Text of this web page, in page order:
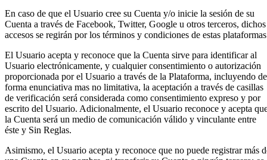
En caso de que el Usuario cree su Cuenta y/o inicie la sesión de su
Cuenta a través de Facebook, Twitter, Google u otros terceros, dichos
accesos se regirán por los términos y condiciones de estas
El Usuario acepta y reconoce que la Cuenta sirve para identificar al
Usuario electrónicamente, y cualquier consentimiento o autorización
proporcionada por el Usuario a través de la Plataforma, incluyendo de
forma enunciativa mas no limitativa, la aceptación a través de casillas
de verificación será considerada como consentimiento expreso y por
escrito del Usuario. Adicionalmente, el Usuario reconoce y acepta
la Cuenta será un medio de comunicación válido y vinculante entre
éste y Sin Reglas.
Asimismo, el Usuario acepta y reconoce que no puede registrar más